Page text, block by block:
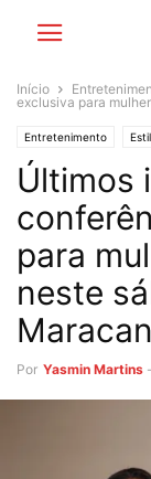
Início
exclusiva para
Entretenimento
Rio de Janeiro
Últimos
para
neste
Por Yasmin Martins -